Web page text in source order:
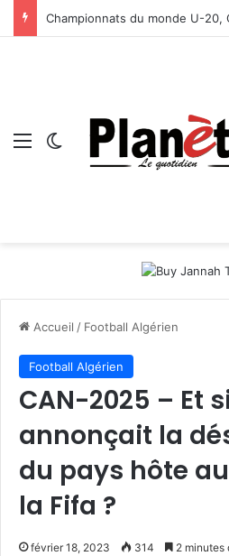
Menu Switch skin
Accueil / Football Algérien
Football Algérien
CAN-2025 – Et
annonçait la
du pays hôte
la Fifa ?
février 18, 2023 314 2 minutes